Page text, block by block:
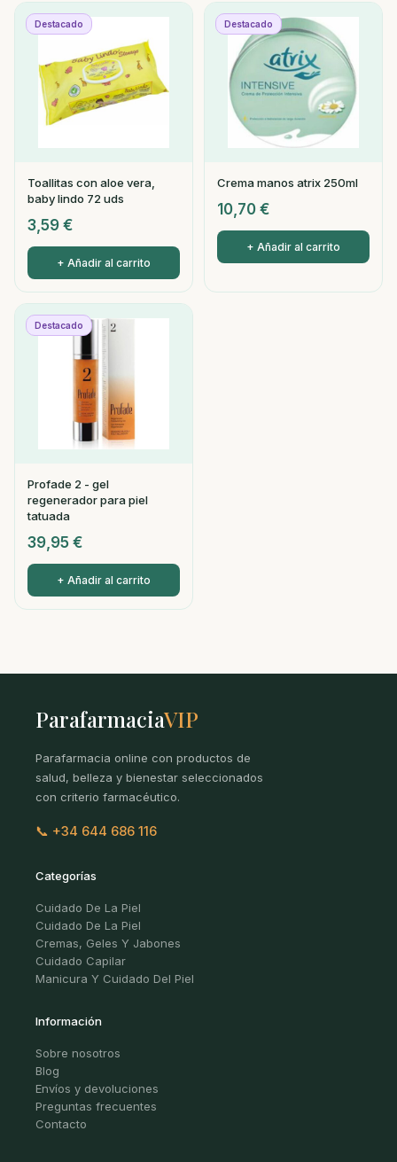
Destacado
Toallitas con aloe vera,
baby lindo 72 uds
3,59 €
+ Añadir al carrito
Destacado
Crema manos atrix 250ml
10,70 €
+ Añadir al carrito
Destacado
Profade 2 - gel
regenerador para piel
tatuada
39,95 €
+ Añadir al carrito
ParafarmaciaVIP
Parafarmacia online con productos de
salud, belleza y bienestar seleccionados
con criterio farmacéutico.
📞 +34 644 686 116
Categorías
Cuidado De La Piel
Cuidado De La Piel
Cremas, Geles Y Jabones
Cuidado Capilar
Manicura Y Cuidado Del Piel
Información
Sobre nosotros
Blog
Envíos y devoluciones
Preguntas frecuentes
Contacto